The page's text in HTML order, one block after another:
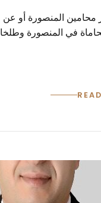
المنصورة أو
في المنصورة